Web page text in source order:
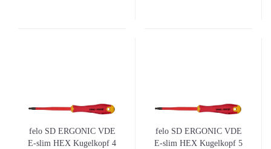
felo SD ERGONIC VDE
E-slim HEX Kugelkopf 4
felo SD ERGONIC VDE
E-slim HEX Kugelkopf 5